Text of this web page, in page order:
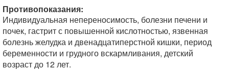
Противопоказания:
Индивидуальная непереносимость, болезни печени и
почек, гастрит с повышенной кислотностью, язвенная
болезнь желудка и двенадцатиперстной кишки, период
беременности и грудного вскармливания, детский
возраст до 12 лет.